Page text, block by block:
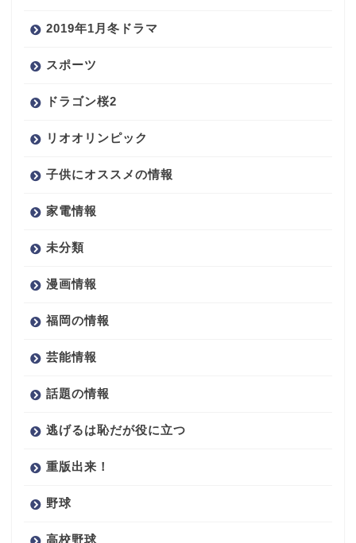
2019年1月冬ドラマ
スポーツ
ドラゴン桜2
リオオリンピック
子供にオススメの情報
家電情報
未分類
漫画情報
福岡の情報
芸能情報
話題の情報
逃げるは恥だが役に立つ
重版出来！
野球
高校野球